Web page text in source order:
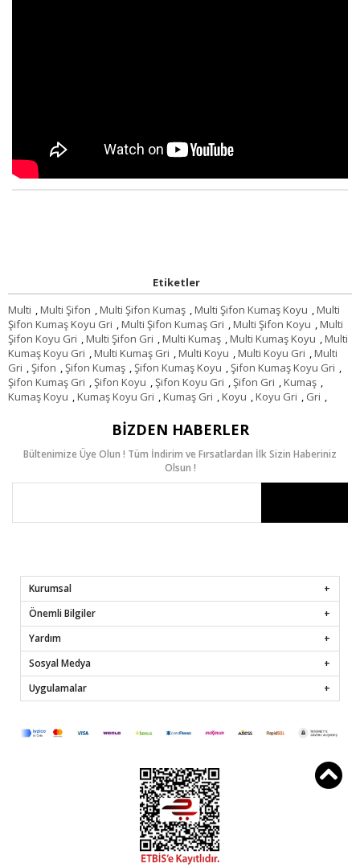
Etiketler
Multi ,Multi Şifon ,Multi Şifon Kumaş ,Multi Şifon Kumaş Koyu ,Multi
Şifon Kumaş Koyu Gri ,Multi Şifon Kumaş Gri ,Multi Şifon Koyu ,Multi
Şifon Koyu Gri ,Multi Şifon Gri ,Multi Kumaş ,Multi Kumaş Koyu ,Multi
Kumaş Koyu Gri ,Multi Kumaş Gri ,Multi Koyu ,Multi Koyu Gri ,Multi
Gri ,Şifon ,Şifon Kumaş ,Şifon Kumaş Koyu ,Şifon Kumaş Koyu Gri ,
Şifon Kumaş Gri ,Şifon Koyu ,Şifon Koyu Gri ,Şifon Gri ,Kumaş ,
Kumaş Koyu ,Kumaş Koyu Gri ,Kumaş Gri ,Koyu ,Koyu Gri , Gri ,
BIZDEN HABERLER
Bültenimize Üye Olun ! Tüm İndirim ve Fırsatlardan İlk Sizin Haberiniz
Olsun !
Kurumsal
Önemli Bilgiler
Yardım
Sosyal Medya
Uygulamalar